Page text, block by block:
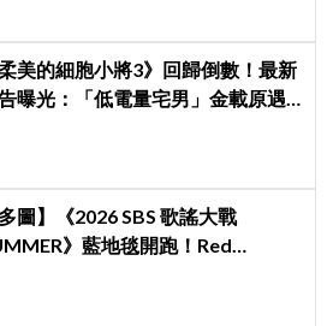
柔美的細胞小將3》回歸倒數！最新
曝光：「低電量宅男」金載原遇
多圖】《2026 SBS 歌謠大戰
》藍地毯開跑！Red